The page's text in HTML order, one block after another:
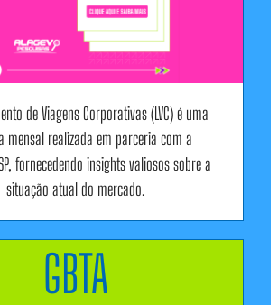
de Viagens Corporativas (LVC) é uma
mensal realizada em parceria com a
fornecedendo insights valiosos sobre a
situação atual do mercado.
GBTA